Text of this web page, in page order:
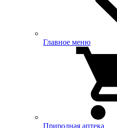
Главное меню
Природная аптека